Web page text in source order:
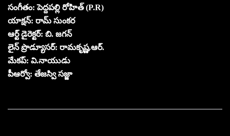
సంగీతం: పెద్దపల్లి రోహిత్ (P.R)
యాక్షన్: రామ్ సుంకర
ఆర్ట్ డైరెక్టర్: బి. జగన్
లైన్ ప్రొడ్యూసర్: రామకృష్ణ.ఆర్.
మేకప్: వి.నాయుడు
పీఆర్వో: తేజస్వి సజ్జా